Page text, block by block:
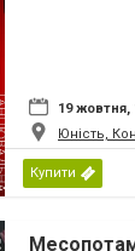
19 жовтня,
Юність,
Купити